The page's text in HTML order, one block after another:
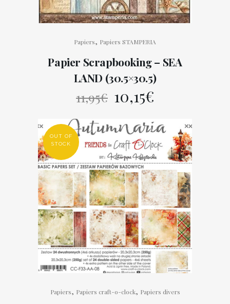
Papiers, Papiers STAMPERIA
Papier Scrapbooking – SEA
LAND (30.5×30.5)
11,95€ Le
initial
était :
11,95€.
10,15€
prix
actuel
est :
10,15€.
OUT OF
STOCK
Papiers, Papiers craft-o-clock, Papiers divers